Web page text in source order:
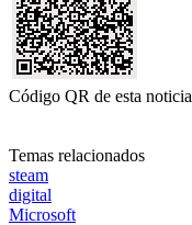
Código QR de esta noticia
Temas relacionados
steam
digital
Microsoft